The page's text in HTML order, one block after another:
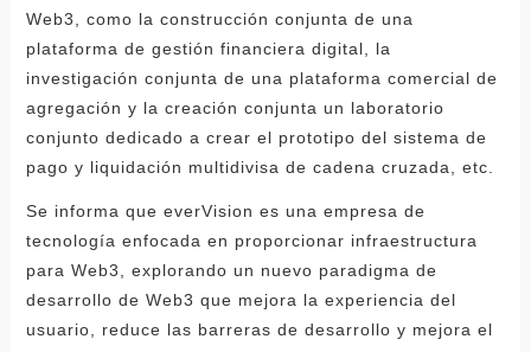
Web3, como la construcción conjunta de una
plataforma de gestión financiera digital, la
investigación conjunta de una plataforma comercial de
agregación y la creación conjunta un laboratorio
conjunto dedicado a crear el prototipo del sistema de
pago y liquidación multidivisa de cadena cruzada, etc.
Se informa que everVision es una empresa de
tecnología enfocada en proporcionar infraestructura
para Web3, explorando un nuevo paradigma de
desarrollo de Web3 que mejora la experiencia del
usuario, reduce las barreras de desarrollo y mejora el